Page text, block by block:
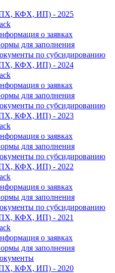
КФХ, ИП) - 2025
о заявках
для заполнения
по субсидированию
КФХ, ИП) - 2024
о заявках
для заполнения
по субсидированию
КФХ, ИП) - 2023
о заявках
для заполнения
по субсидированию
КФХ, ИП) - 2022
о заявках
для заполнения
по субсидированию
КФХ, ИП) - 2021
о заявках
для заполнения
КФХ, ИП) - 2020